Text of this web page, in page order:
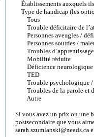
Établissements auxquels
Type de handicap (les
Tous
Trouble déficitaire de
Personnes aveugles /
Personnes sourdes /
Troubles d’apprentissage
Mobilité réduite
Déficience neurologique
TED
Trouble psychologique /
Troubles de la parole et
Autre
Si vous avez un prix ou une
postsecondaire que vous
sarah.szumlanski@neads.ca